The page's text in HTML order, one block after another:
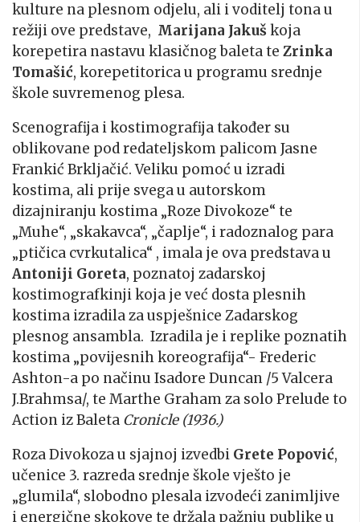
kulture na plesnom odjelu, ali i voditelj tona u
režiji ove predstave, Marijana Jakuš koja
korepetira nastavu klasičnog baleta te Zrinka
Tomašić, korepetitorica u programu srednje
škole suvremenog plesa.
Scenografija i kostimografija također su
oblikovane pod redateljskom palicom Jasne
Frankić Brkljačić. Veliku pomoć u izradi
kostima, ali prije svega u autorskom
dizajniranju kostima „Roze Divokoze“ te
„Muhe“, „skakavca“, „čaplje“, i radoznalog para
„ptičica cvrkutalica“ , imala je ova predstava u
Antoniji Goreta, poznatoj zadarskoj
kostimografkinji koja je već dosta plesnih
kostima izradila za uspješnice Zadarskog
plesnog ansambla. Izradila je i replike poznatih
kostima „povijesnih koreografija“- Frederic
Ashton-a po načinu Isadore Duncan /5 Valcera
J.Brahmsa/, te Marthe Graham za solo Prelude to
Action iz Baleta Cronicle (1936.)
Roza Divokoza u sjajnoj izvedbi Grete Popović,
učenice 3. razreda srednje škole vješto je
„glumila“, slobodno plesala izvodeći zanimljive
i energične skokove te držala pažnju publike u